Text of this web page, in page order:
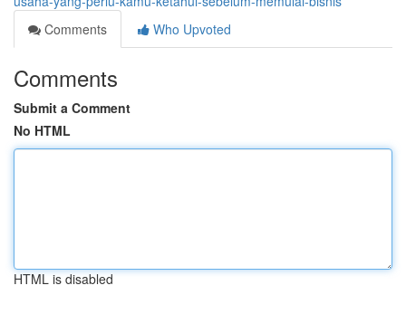
Comments
Who Upvoted
Comments
Submit a Comment
No HTML
HTML is disabled